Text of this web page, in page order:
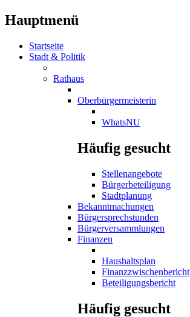
Hauptmenü
Startseite
Stadt & Politik
Rathaus
Oberbürgermeisterin
WhatsNU
Häufig gesucht
Stellenangebote
Bürgerbeteiligung
Stadtplanung
Bekanntmachungen
Bürgersprechstunden
Bürgerversammlungen
Finanzen
Haushaltsplan
Finanzzwischenbericht
Beteiligungsbericht
Häufig gesucht